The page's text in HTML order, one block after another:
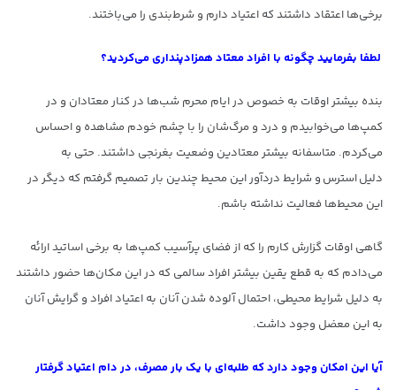
برخی‌ها اعتقاد داشتند که اعتیاد دارم و شرط‌بندی را می‌باختند.
لطفا بفرمایید چگونه با افراد معتاد همزاد‌پنداری می‌کردید؟
بنده بیشتر اوقات به خصوص در ایام محرم شب‌ها در کنار معتادان و در
کمپ‌ها می‌خوابیدم و درد و مرگ‌شان را با چشم خودم مشاهده و احساس
می‌کردم. متاسفانه بیشتر معتادین وضعیت بغرنجی داشتند. حتی به
دلیل استرس و شرایط دردآور این محیط چندین بار تصمیم گرفتم که دیگر در
این محیط‌ها فعالیت نداشته باشم.
گاهی اوقات گزارش کارم را که از فضای پرآسیب کمپ‌ها به برخی اساتید ارائه
می‌دادم که به قطع یقین بیشتر افراد سالمی که در این مکان‌ها حضور داشتند
به دلیل شرایط محیطی، احتمال آلوده شدن آنان به اعتیاد افراد و گرایش آنان
به این معضل وجود داشت.
آیا این امکان وجود دارد که طلبه‌ای با یک بار مصرف، در دام اعتیاد گرفتار